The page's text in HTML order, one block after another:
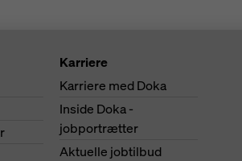
Karriere
Karriere med Doka
Inside Doka -
jobportrætter
Aktuelle jobtilbud